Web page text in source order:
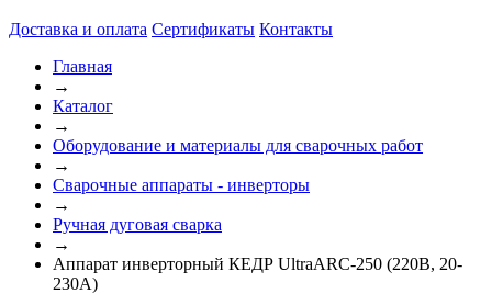
Доставка и оплата Сертификаты Контакты
Главная
→
Каталог
→
Оборудование и материалы для сварочных работ
→
Сварочные аппараты - инверторы
→
Ручная дуговая сварка
→
Аппарат инверторный КЕДР UltraARC-250 (220В, 20-
230А)